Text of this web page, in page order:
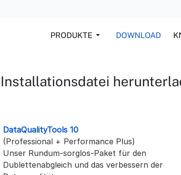
PRODUKTE DOWNLOAD
Installationsdatei
DataQualityTools 10
(Professional + Performance Plus)
Unser Rundum-sorglos-Paket für den
Dublettenabgleich und das verbessern der